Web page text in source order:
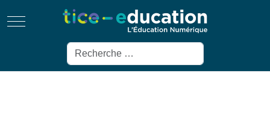
Mobile Menu Toggle
Rechercher